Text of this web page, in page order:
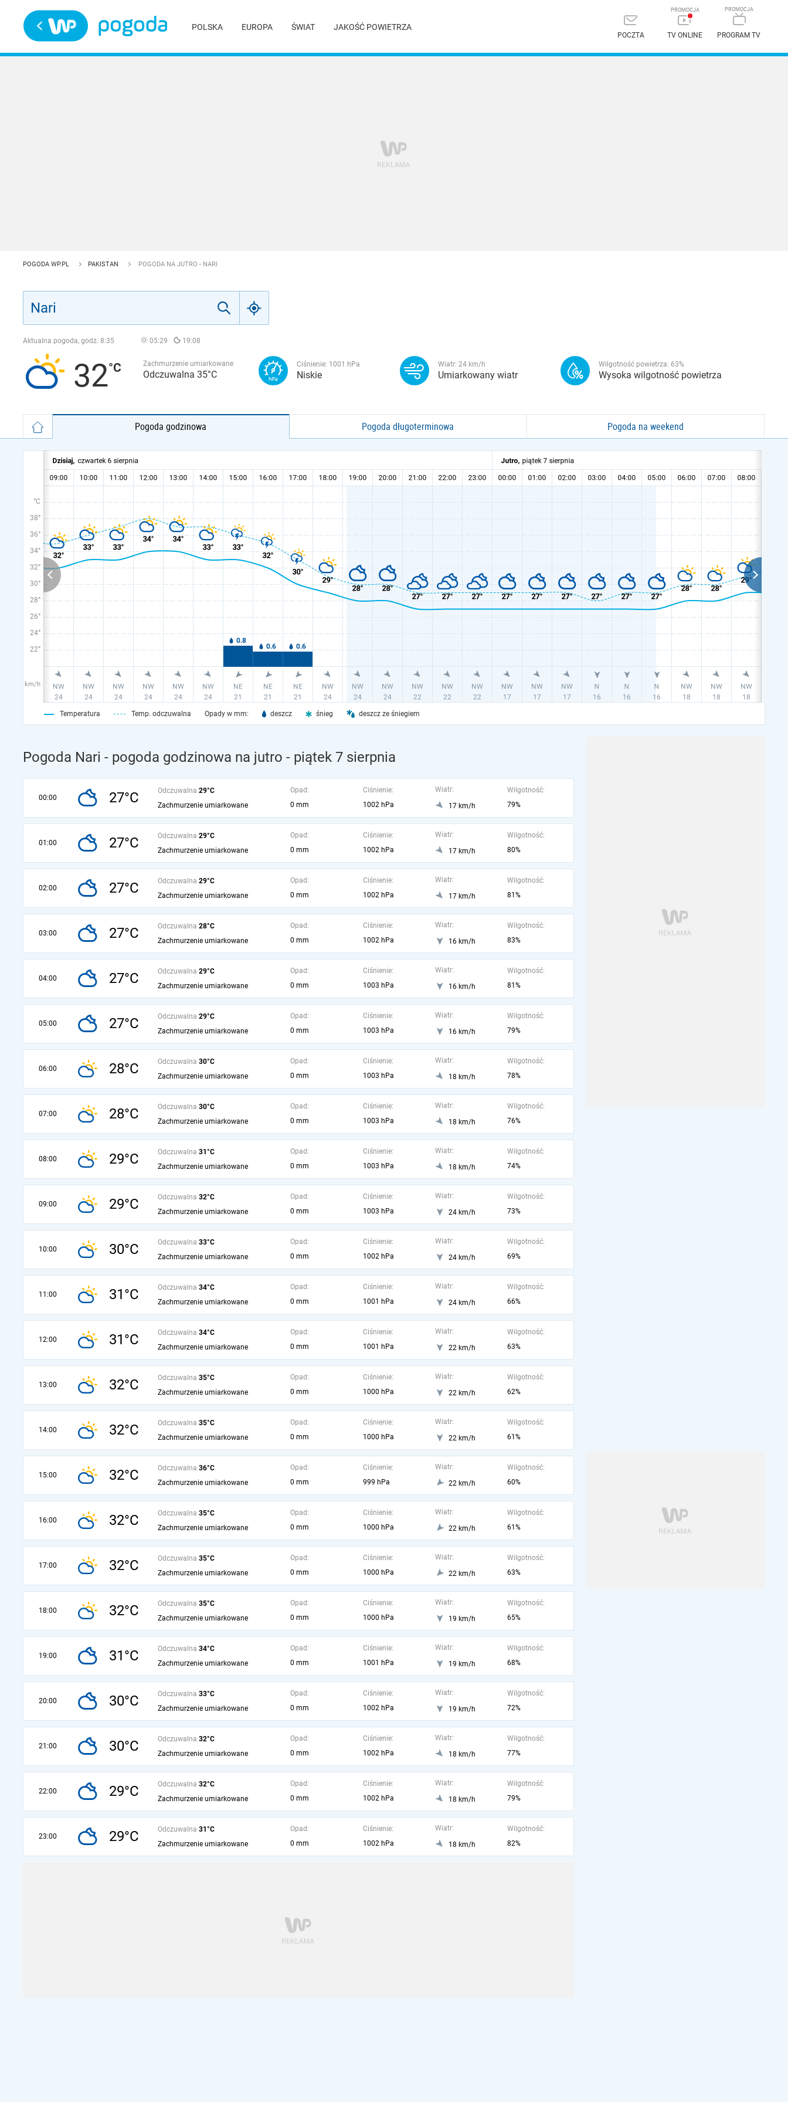
POLSKA EUROPA ŚWIAT JAKOŚĆ POWIETRZA
POCZTA TV ONLINE PROGRAM TV
POGODA WP.PL PAKISTAN POGODA NA JUTRO - NARI
Aktualna pogoda, godz. 8:35 05:29 19:08
32 Zachmurzenie umiarkowane
Odczuwalna 35°C
Ciśnienie: 1001 hPa
Niskie
Wiatr: 24 km/h
Umiarkowany wiatr
Wilgotność powietrza: 63%
Wysoka wilgotność powietrza
Pogoda godzinowa Pogoda długoterminowa Pogoda na weekend
°C
38°
36°
34°
32°
30°
28°
26°
24°
22°
km/h
Temperatura Temp. odczuwalna Opady w mm: deszcz śnieg deszcz ze śniegiem
Pogoda Nari - pogoda godzinowa na jutro - piątek 7 sierpnia
00:00 27°C Odczuwalna 29°C
Zachmurzenie umiarkowane
Opad:
0 mm
Ciśnienie:
1002 hPa
Wiatr:
17 km/h
Wilgotność:
79%
01:00 27°C Odczuwalna 29°C
Zachmurzenie umiarkowane
Opad:
0 mm
Ciśnienie:
1002 hPa
Wiatr:
17 km/h
Wilgotność:
80%
02:00 27°C Odczuwalna 29°C
Zachmurzenie umiarkowane
Opad:
0 mm
Ciśnienie:
1002 hPa
Wiatr:
17 km/h
Wilgotność:
81%
03:00 27°C Odczuwalna 28°C
Zachmurzenie umiarkowane
Opad:
0 mm
Ciśnienie:
1002 hPa
Wiatr:
16 km/h
Wilgotność:
83%
04:00 27°C Odczuwalna 29°C
Zachmurzenie umiarkowane
Opad:
0 mm
Ciśnienie:
1003 hPa
Wiatr:
16 km/h
Wilgotność:
81%
05:00 27°C Odczuwalna 29°C
Zachmurzenie umiarkowane
Opad:
0 mm
Ciśnienie:
1003 hPa
Wiatr:
16 km/h
Wilgotność:
79%
06:00 28°C Odczuwalna 30°C
Zachmurzenie umiarkowane
Opad:
0 mm
Ciśnienie:
1003 hPa
Wiatr:
18 km/h
Wilgotność:
78%
07:00 28°C Odczuwalna 30°C
Zachmurzenie umiarkowane
Opad:
0 mm
Ciśnienie:
1003 hPa
Wiatr:
18 km/h
Wilgotność:
76%
08:00 29°C Odczuwalna 31°C
Zachmurzenie umiarkowane
Opad:
0 mm
Ciśnienie:
1003 hPa
Wiatr:
18 km/h
Wilgotność:
74%
09:00 29°C Odczuwalna 32°C
Zachmurzenie umiarkowane
Opad:
0 mm
Ciśnienie:
1003 hPa
Wiatr:
24 km/h
Wilgotność:
73%
10:00 30°C Odczuwalna 33°C
Zachmurzenie umiarkowane
Opad:
0 mm
Ciśnienie:
1002 hPa
Wiatr:
24 km/h
Wilgotność:
69%
11:00 31°C Odczuwalna 34°C
Zachmurzenie umiarkowane
Opad:
0 mm
Ciśnienie:
1001 hPa
Wiatr:
24 km/h
Wilgotność:
66%
12:00 31°C Odczuwalna 34°C
Zachmurzenie umiarkowane
Opad:
0 mm
Ciśnienie:
1001 hPa
Wiatr:
22 km/h
Wilgotność:
63%
13:00 32°C Odczuwalna 35°C
Zachmurzenie umiarkowane
Opad:
0 mm
Ciśnienie:
1000 hPa
Wiatr:
22 km/h
Wilgotność:
62%
14:00 32°C Odczuwalna 35°C
Zachmurzenie umiarkowane
Opad:
0 mm
Ciśnienie:
1000 hPa
Wiatr:
22 km/h
Wilgotność:
61%
15:00 32°C Odczuwalna 36°C
Zachmurzenie umiarkowane
Opad:
0 mm
Ciśnienie:
999 hPa
Wiatr:
22 km/h
Wilgotność:
60%
16:00 32°C Odczuwalna 35°C
Zachmurzenie umiarkowane
Opad:
0 mm
Ciśnienie:
1000 hPa
Wiatr:
22 km/h
Wilgotność:
61%
17:00 32°C Odczuwalna 35°C
Zachmurzenie umiarkowane
Opad:
0 mm
Ciśnienie:
1000 hPa
Wiatr:
22 km/h
Wilgotność:
63%
18:00 32°C Odczuwalna 35°C
Zachmurzenie umiarkowane
Opad:
0 mm
Ciśnienie:
1000 hPa
Wiatr:
19 km/h
Wilgotność:
65%
19:00 31°C Odczuwalna 34°C
Zachmurzenie umiarkowane
Opad:
0 mm
Ciśnienie:
1001 hPa
Wiatr:
19 km/h
Wilgotność:
68%
20:00 30°C Odczuwalna 33°C
Zachmurzenie umiarkowane
Opad:
0 mm
Ciśnienie:
1002 hPa
Wiatr:
19 km/h
Wilgotność:
72%
21:00 30°C Odczuwalna 32°C
Zachmurzenie umiarkowane
Opad:
0 mm
Ciśnienie:
1002 hPa
Wiatr:
18 km/h
Wilgotność:
77%
22:00 29°C Odczuwalna 32°C
Zachmurzenie umiarkowane
Opad:
0 mm
Ciśnienie:
1002 hPa
Wiatr:
18 km/h
Wilgotność:
79%
23:00 29°C Odczuwalna 31°C
Zachmurzenie umiarkowane
Opad:
0 mm
Ciśnienie:
1002 hPa
Wiatr:
18 km/h
Wilgotność:
82%